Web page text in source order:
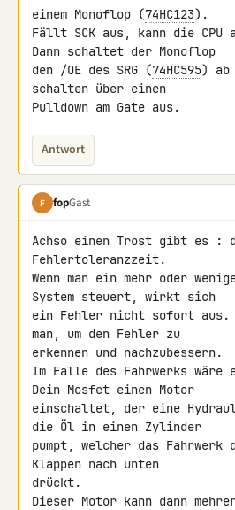
einem Monoflop (74HC123).
Fällt SCK aus, kann die CPU
Dann schaltet der Monoflop
den /OE des SRG (74HC595) ab
schalten über einen
Pulldown am Gate aus.
Antwort
F fopGast
Achso einen Trost gibt es :
Fehlertoleranzzeit.
Wenn man ein mehr oder
System steuert, wirkt sich
ein Fehler nicht sofort aus.
man, um den Fehler zu
erkennen und nachzubessern.
Im Falle des Fahrwerks
Dein Mosfet einen Motor
einschaltet, der eine
die Öl in einen Zylinder
pumpt, welcher das Fahrwerk
Klappen nach unten
drückt.
Dieser Motor kann dann